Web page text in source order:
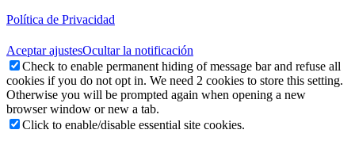
Política de Privacidad
Aceptar ajustesOcultar la notificación
Check to enable permanent hiding of message bar and refuse all
cookies if you do not opt in. We need 2 cookies to store this setting.
Otherwise you will be prompted again when opening a new
browser window or new a tab.
Click to enable/disable essential site cookies.